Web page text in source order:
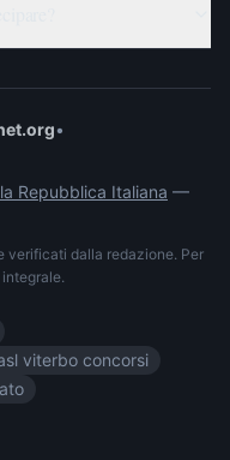
•
Repubblica Italiana —
verificati dalla redazione. Per
viterbo concorsi